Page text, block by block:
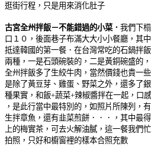
逛街行程，只是用來消化肚子
古宮全州拌飯－不能錯過的小菜． 我們下
口１０，後面巷子布滿大大小小餐廳，其
抵達韓國的第一餐．在台灣常吃的石鍋拌
兩種，一是石頭碗裝的，二是黃銅碗盛的
全州拌飯多了生絞牛肉，當然價錢也貴一
是除了黃豆芽、雞蛋、野菜之外，還多了
種果實，和飯+蔬菜+辣椒醬拌在一起，口
，是此行當中最特別的，如照片所陳列，
生拌章魚，還有韭菜煎餅．．．，其中最
上的梅實茶，可去火解油膩，這一餐我們
拍照，只好和櫥窗裡的樣本合照充數